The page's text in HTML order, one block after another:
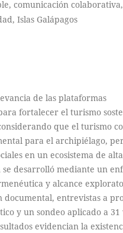
comunicación colaborativa,
Islas Galápagos
de las plataformas
fortalecer el turismo
que el turismo
para el archipiélago,
en un ecosistema de
desarrolló mediante un
y alcance
documental, entrevistas a
y un sondeo aplicado a 31
evidencian la